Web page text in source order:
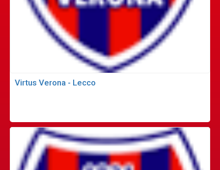
Virtus Verona - Lecco